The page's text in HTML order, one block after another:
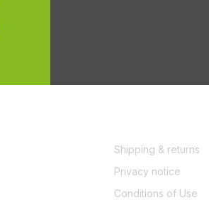
Shipping & returns
Privacy notice
Conditions of Use